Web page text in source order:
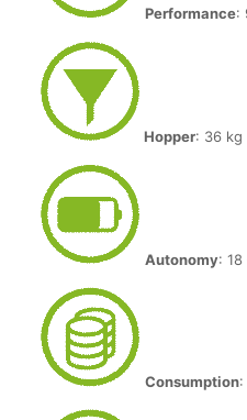
Performance:
Hopper: 36 kg
Autonomy: 18
Consumption: